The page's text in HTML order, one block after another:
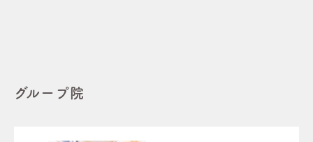
グループ院